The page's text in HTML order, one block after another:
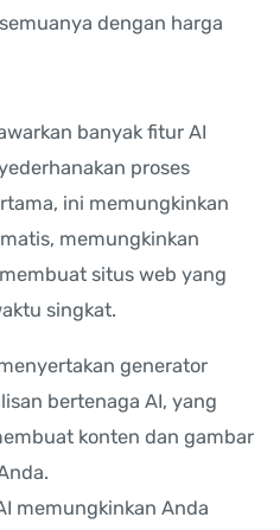
dengan harga
banyak fitur AI
proses
ini memungkinkan
memungkinkan
situs web yang
singkat.
generator
bertenaga AI, yang
konten dan gambar
memungkinkan Anda